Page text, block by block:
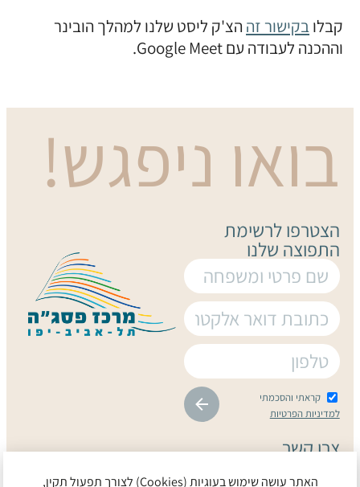
קבלובקישור זה הצ'ק ליסט שלנו למהלך הובינר
וההכנה לעבודה עם Google Meet.
בואו ניפגש!
הצטרפו לרשימת
התפוצה שלנו
קראתי והסכמתי
למדיניות הפרטיות
צרו קשר
האתר עושה שימוש בעוגיות (Cookies) לצורך תפעול תקין,